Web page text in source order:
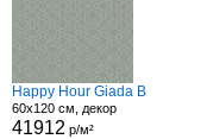
Happy Hour Giada B
60x120 см, декор
41912 р/м²